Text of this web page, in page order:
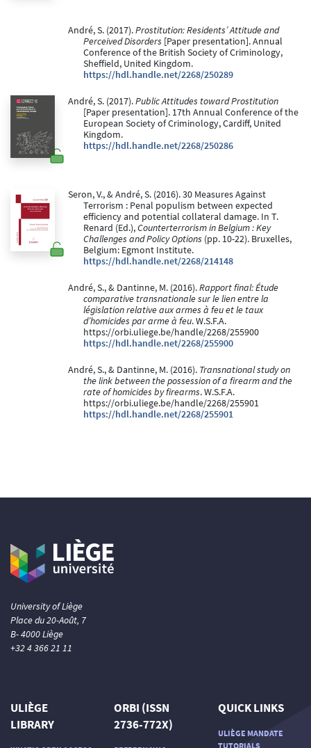
André, S. (2017).Prostitution: Residents’ Attitude and
Perceived Disorders [Paper presentation]. Annual
Conference of the British Society of Criminology,
Sheffield, United Kingdom.
https://hdl.handle.net/2268/250289
André, S. (2017).Public Attitudes toward Prostitution
[Paper presentation]. 17th Annual Conference of the
European Society of Criminology, Cardiff, United
Kingdom.
https://hdl.handle.net/2268/250286
Seron, V., & André, S. (2016). 30 Measures Against
Terrorism : Penal populism between expected
efficiency and potential collateral damage. In T.
Renard (Ed.),Counterterrorism in Belgium : Key
Challenges and Policy Options (pp. 10-22). Bruxelles,
Belgium: Egmont Institute.
https://hdl.handle.net/2268/214148
André, S., & Dantinne, M. (2016).Rapport final: Étude
comparative transnationale sur le lien entre la
législation relative aux armes à feu et le taux
d’homicides par arme à feu. W.S.F.A.
https://orbi.uliege.be/handle/2268/255900
https://hdl.handle.net/2268/255900
André, S., & Dantinne, M. (2016). Transnational study on
the link between the possession of a firearm and the
rate of homicides by firearms. W.S.F.A.
https://orbi.uliege.be/handle/2268/255901
https://hdl.handle.net/2268/255901
University of Liège
Place du 20-Août, 7
B- 4000 Liège
+32 4 366 21 11
ULIÈGE
LIBRARY
ORBI (ISSN
2736-772X)
QUICK LINKS
ULIÈGE MANDATE
TUTORIALS